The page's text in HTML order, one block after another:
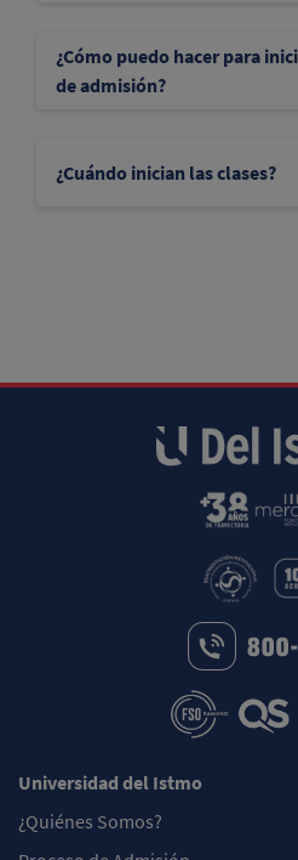
¿Cómo puedo hacer para
de admisión?
¿Cuándo inician las clases?
Universidad del Istmo
¿Quiénes Somos?